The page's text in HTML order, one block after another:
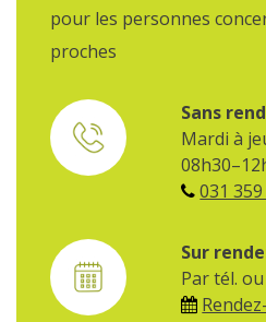
pour les personnes
proches
Sans
Mardi à
031
Sur
Par tél.